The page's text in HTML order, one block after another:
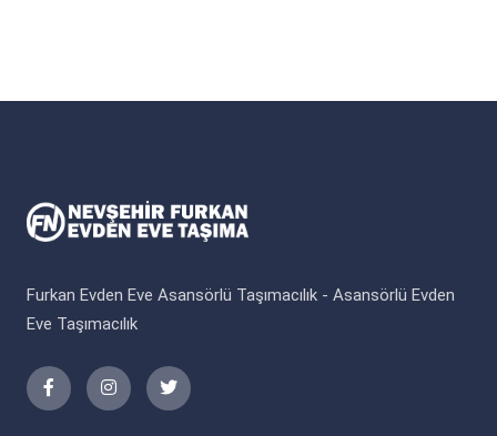
Furkan Evden Eve Asansörlü Taşımacılık - Asansörlü Evden
Eve Taşımacılık